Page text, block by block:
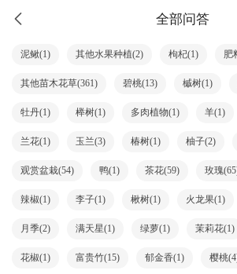
全部问答
泥鳅(1) 其他水果种植(2) 枸杞(1) 肥
其他苗木花草(361) 碧桃(13) 槭树(1)
牡丹(1) 榉树(1) 多肉植物(1) 羊(1)
兰花(1) 玉兰(3) 椿树(1) 柚子(2)
观赏盆栽(54) 鸭(1) 茶花(59) 玫瑰
辣椒(1) 李子(1) 楸树(1) 火龙果(1)
月季(2) 满天星(1) 绿萝(1) 茉莉花(1)
花椒(1) 富贵竹(15) 郁金香(1) 樱桃